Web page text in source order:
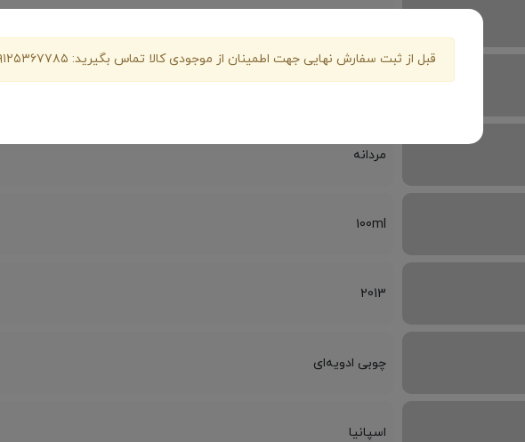
ادوتویلت اینتنس
مردانه
100ml
2013
چوبی ادویه‌ای
اسپانیا
قبل از ثبت سفارش نهایی جهت اطمینان از موجودی کالا تماس بگیرید: ۰۹۱۲۵۳۶۷۷۸۵